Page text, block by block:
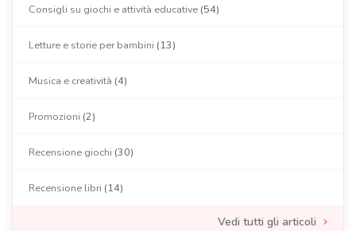
Consigli su giochi e attività educative (54)
Letture e storie per bambini (13)
Musica e creatività (4)
Promozioni (2)
Recensione giochi (30)
Recensione libri (14)
Vedi tutti gli articoli